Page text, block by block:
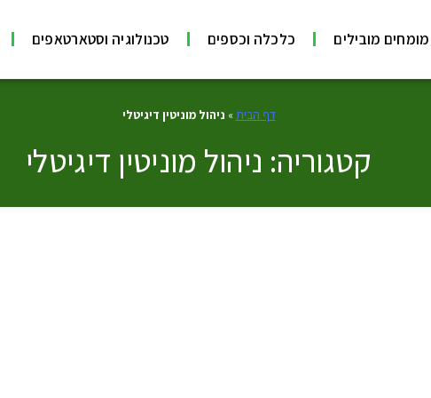
מומחים מובילים כלכלה וכספים טכנולוגיה וסטארטאפים
דף הבית» ניהול מוניטין דיגיטלי
קטגוריה: ניהול מוניטין דיגיטלי